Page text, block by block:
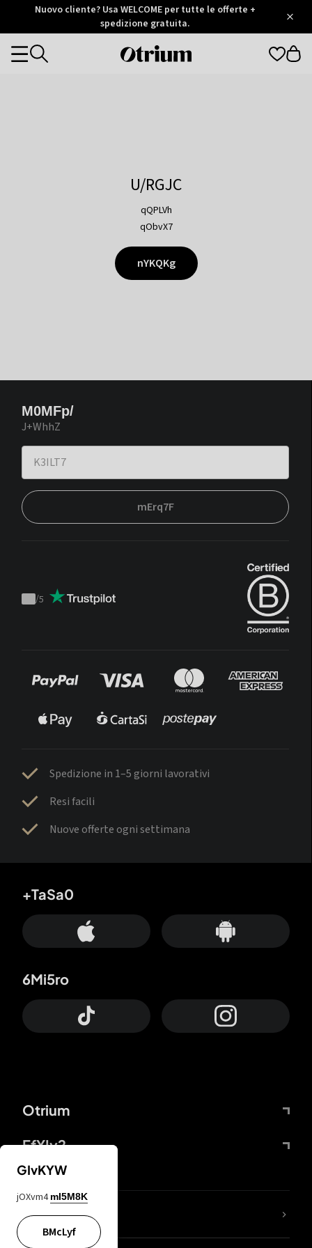
Otrium
Trustpilot
Nuovo cliente? Usa WELCOME per tutte le offerte +
spedizione gratuita.
Otrium
Categories
U/RGJC
qQPLVh
qObvX7
nYKQKg
M0MFp/
J+WhhZ
mErq7F
Trustpilot
/5
Spedizione in 1–5 giorni lavorativi
Resi facili
Nuove offerte ogni settimana
Otrium
FfYIy2
+TaSa0
6Mi5ro
Lj7sBL
GIvKYW
jOXvm4 mI5M8K
BMcLyf